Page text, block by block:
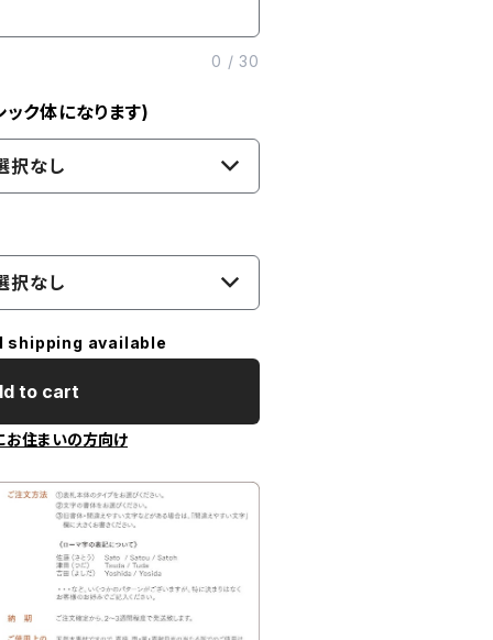
0 /30
体になります)
択なし
択なし
shipping available
to cart
お住まいの方向け